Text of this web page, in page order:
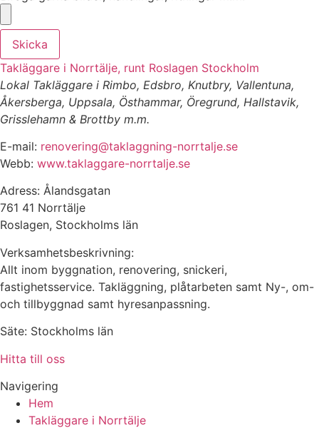
Skicka
Takläggare i Norrtälje, runt Roslagen Stockholm
Lokal Takläggare i Rimbo, Edsbro, Knutbry, Vallentuna,
Åkersberga, Uppsala, Östhammar, Öregrund, Hallstavik,
Grisslehamn & Brottby m.m.
E-mail: renovering@taklaggning-norrtalje.se
Webb: www.taklaggare-norrtalje.se
Adress: Ålandsgatan
761 41 Norrtälje
Roslagen, Stockholms län
Verksamhetsbeskrivning:
Allt inom byggnation, renovering, snickeri,
fastighetsservice. Takläggning, plåtarbeten samt Ny-, om-
och tillbyggnad samt hyresanpassning.
Säte: Stockholms län
Hitta till oss
Navigering
Hem
Takläggare i Norrtälje